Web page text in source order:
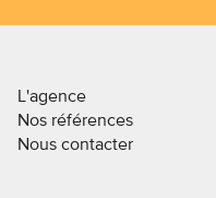
L'agence
Nos références
Nous contacter